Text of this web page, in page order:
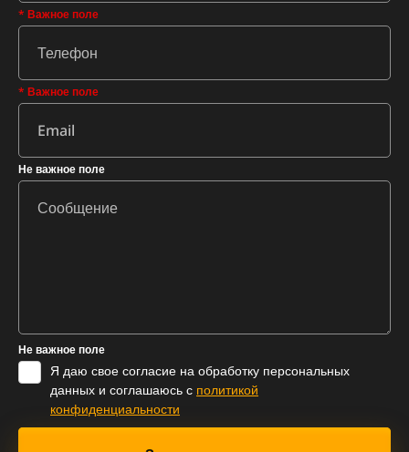
* Важное поле
* Важное поле
Не важное поле
Не важное поле
Я даю свое согласие на обработку персональных
данных и соглашаюсь с политикой
конфиденциальности